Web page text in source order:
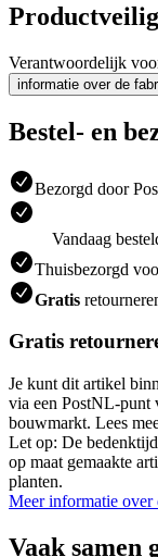
Verantwoordelijk
informatie over de
Bestel- en
Bezorgd door
Vandaag
Thuisbezorgd
Gratis
Gratis
Je kunt dit artikel
via een PostNL-punt
bouwmarkt. Lees
Let op: De
op maat gemaakte
planten.
Meer informatie over
Vaak samen